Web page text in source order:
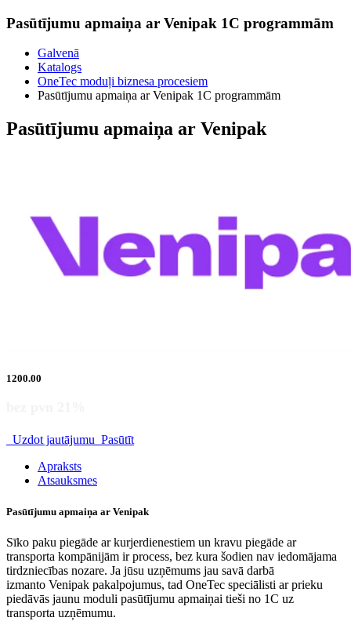
Pasūtījumu apmaiņa ar Venipak 1C programmām
Galvenā
Katalogs
OneTec moduļi biznesa procesiem
Pasūtījumu apmaiņa ar Venipak 1C programmām
Pasūtījumu apmaiņa ar Venipak
1200.00
Uzdot jautājumu Pasūtīt
Apraksts
Atsauksmes
Pasūtījumu apmaiņa ar Venipak
Sīko paku piegāde ar kurjerdienestiem un kravu piegāde ar
transporta kompānijām ir process, bez kura šodien nav iedomājama
tirdzniecības nozare. Ja jūsu uzņēmums jau savā darbā
izmanto Venipak pakalpojumus, tad OneTec speciālisti ar prieku
piedāvās jaunu moduli pasūtījumu apmaiņai tieši no 1C uz
transporta uzņēmumu.